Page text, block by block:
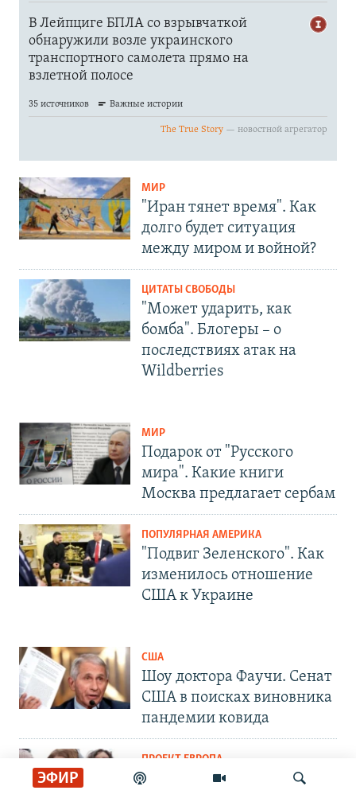
ЭФИР
МИР
"Иран тянет время". Как
долго будет ситуация
между миром и войной?
ЦИТАТЫ СВОБОДЫ
"Может ударить, как
бомба". Блогеры – о
последствиях атак на
Wildberries
МИР
Подарок от "Русского
мира". Какие книги
Москва предлагает сербам
ПОПУЛЯРНАЯ АМЕРИКА
"Подвиг Зеленского". Как
изменилось отношение
США к Украине
США
Шоу доктора Фаучи. Сенат
США в поисках виновника
пандемии ковида
ПРОЕКТ ЕВРОПА
Ксенофобия на подъеме. В